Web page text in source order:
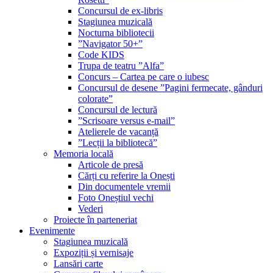
Concursul de ex-libris
Stagiunea muzicală
Nocturna bibliotecii
”Navigator 50+”
Code KIDS
Trupa de teatru ”Alfa”
Concurs – Cartea pe care o iubesc
Concursul de desene ”Pagini fermecate, gânduri
colorate”
Concursul de lectură
”Scrisoare versus e-mail”
Atelierele de vacanță
”Lecții la bibliotecă”
Memoria locală
Articole de presă
Cărți cu referire la Onești
Din documentele vremii
Foto Oneștiul vechi
Vederi
Proiecte în parteneriat
Evenimente
Stagiunea muzicală
Expoziții și vernisaje
Lansări carte